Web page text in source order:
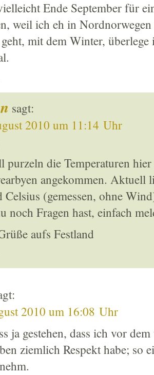
Ende September für
weil ich eh in
mit dem Winter,
sagt:
2010 um 11:14 Uhr
purzeln die Temperaturen
angekommen. Aktuell
Celsius (gemessen, ohne
noch Fragen hast, einfach
aufs Festland
2010 um 16:08 Uhr
ja gestehen, dass ich vor
ziemlich Respekt habe; so